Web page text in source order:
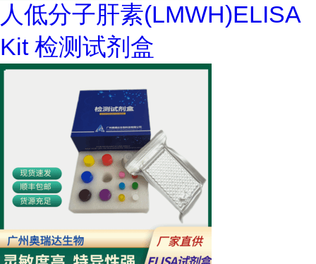
人低分子肝素(LMWH)ELISA
Kit 检测试剂盒